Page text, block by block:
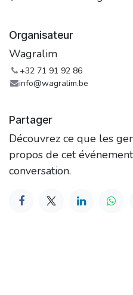
Organisateur
Wagralim
+32 71 91 92 86
info@wagralim.be
Partager
Découvrez ce que les
propos de cet
conversation.